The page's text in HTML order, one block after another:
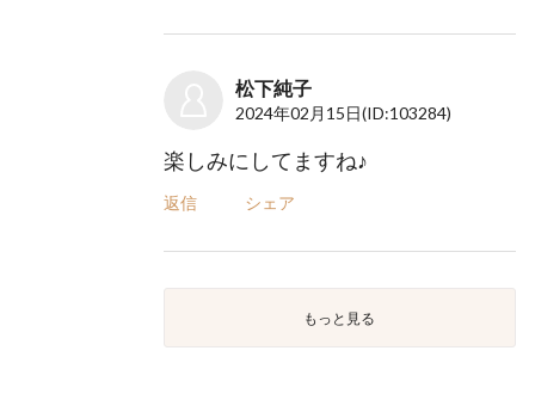
松下純子
2024年02月15日(ID:103284)
楽しみにしてますね♪
返信 シェア
もっと見る